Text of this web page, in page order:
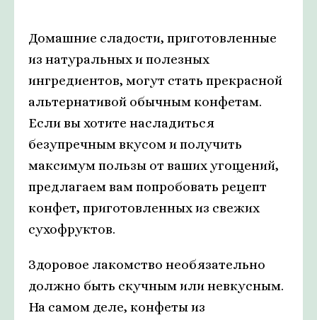
Домашние сладости, приготовленные
из натуральных и полезных
ингредиентов, могут стать прекрасной
альтернативой обычным конфетам.
Если вы хотите насладиться
безупречным вкусом и получить
максимум пользы от ваших угощений,
предлагаем вам попробовать рецепт
конфет, приготовленных из свежих
сухофруктов.
Здоровое лакомство необязательно
должно быть скучным или невкусным.
На самом деле, конфеты из